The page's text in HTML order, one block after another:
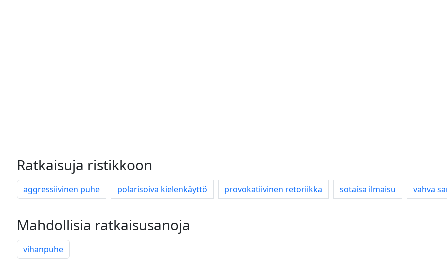
Ratkaisuja ristikkoon
aggressiivinen puhe polarisoiva kielenkäyttö provokatiivinen retoriikka sotaisa ilmaisu vahva
Mahdollisia ratkaisusanoja
vihanpuhe